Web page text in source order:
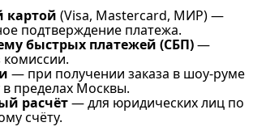
картой (Visa, Mastercard, МИР) —
подтверждение платежа.
быстрых платежей (СБП)—
комиссии.
— при получении заказа в шоу-руме
в пределах Москвы.
расчёт— для юридических лиц по
счёту.